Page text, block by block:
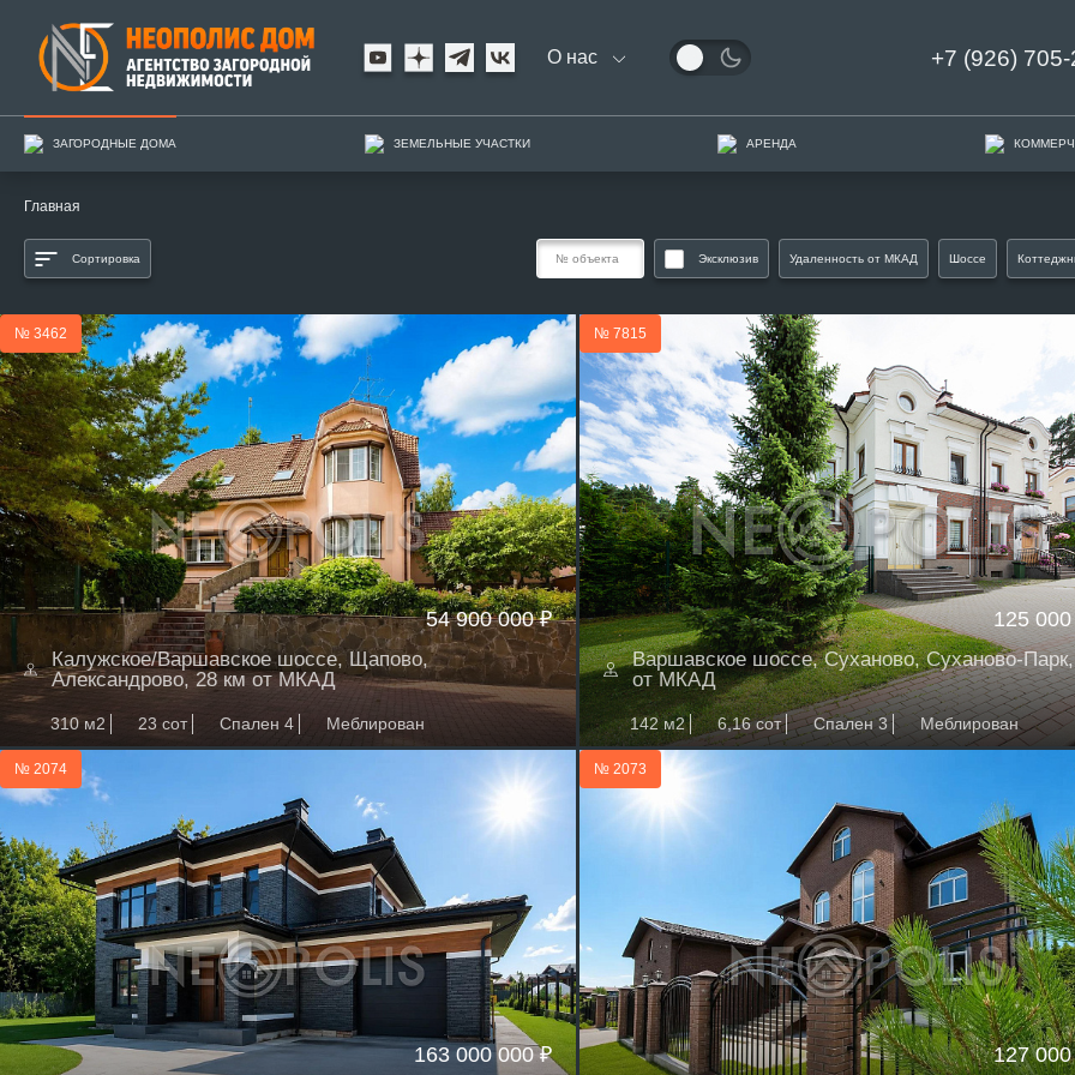
О нас +7 (926)
ЗАГОРОДНЫЕ ДОМА ЗЕМЕЛЬНЫЕ УЧАСТКИ АРЕНДА
Главная
Сортировка Эксклюзив Удаленность от МКАД Шоссе
№ 3462
54 900 000 ₽
Калужское/Варшавское шоссе, Щапово,
Александрово, 28 км от МКАД
310 м2 23 сот Спален 4 Меблирован
№ 7815
125
Варшавское шоссе, Суханово, Суханово-
от МКАД
142 м2 6,16 сот Спален 3 Меблирован
№ 2074
163 000 000 ₽
№ 2073
127